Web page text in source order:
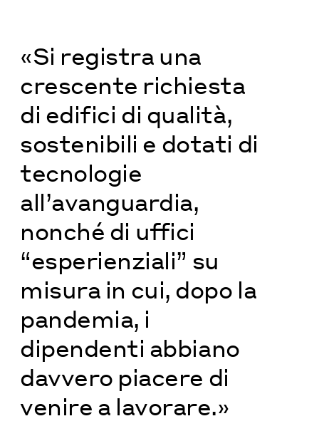
«Si registra una
crescente richiesta
di edifici di qualità,
sostenibili e dotati di
tecnologie
all’avanguardia,
nonché di uffici
“esperienziali” su
misura in cui, dopo la
pandemia, i
dipendenti abbiano
davvero piacere di
venire a lavorare.»